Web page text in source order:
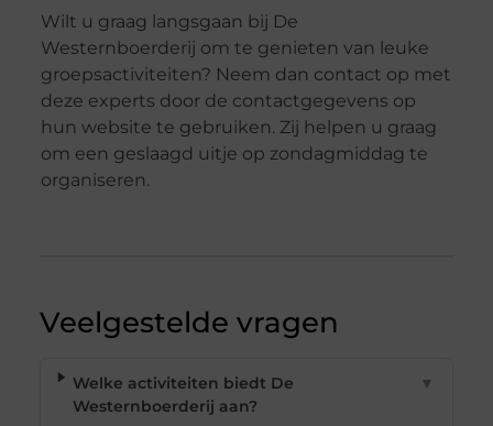
Wilt u graag langsgaan bij De
Westernboerderij om te genieten van leuke
groepsactiviteiten? Neem dan contact op met
deze experts door de contactgegevens op
hun website te gebruiken. Zij helpen u graag
om een geslaagd uitje op zondagmiddag te
organiseren.
Veelgestelde vragen
Welke activiteiten biedt De
Westernboerderij aan?
▼